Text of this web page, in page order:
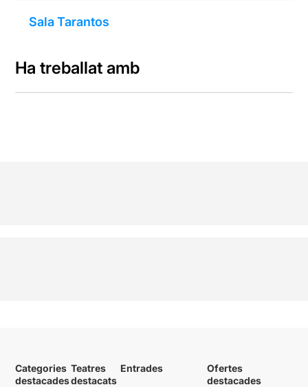
Sala Tarantos
Ha treballat amb
Categories
destacades
Teatres
destacats
Entrades
Ofertes
destacades